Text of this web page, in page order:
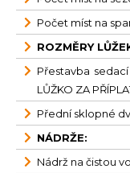
Počet míst na
ROZMĚRY
Přestavba
LŮŽKO ZA
Přední sklopné
NÁDRŽE:
Nádrž na čistou